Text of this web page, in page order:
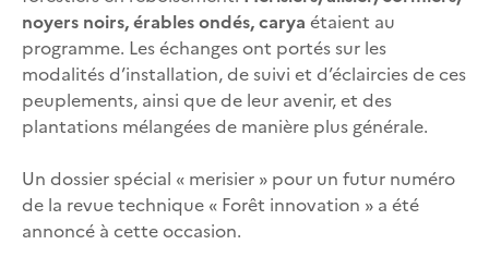
noyers noirs, érables ondés, carya étaient au
programme. Les échanges ont portés sur les
modalités d’installation, de suivi et d’éclaircies de ces
peuplements, ainsi que de leur avenir, et des
plantations mélangées de manière plus générale.
Un dossier spécial « merisier » pour un futur numéro
de la revue technique « Forêt innovation » a été
annoncé à cette occasion.